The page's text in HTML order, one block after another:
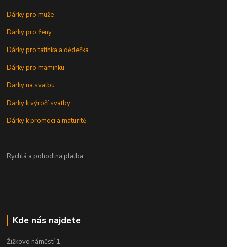
Dárky pro muže
Dárky pro ženy
Dárky pro tatínka a dědečka
Dárky pro maminku
Dárky na svatbu
Dárky k výročí svatby
Dárky k promoci a maturitě
Rychlá a pohodlná platba:
Kde nás najdete
Žižkovo náměstí 1